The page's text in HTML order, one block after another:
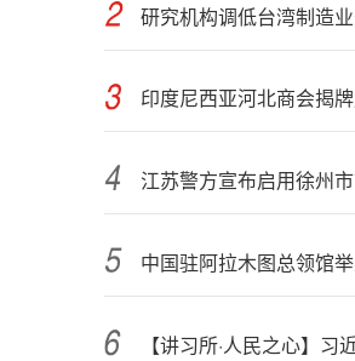
印度尼西亚河北商会揭